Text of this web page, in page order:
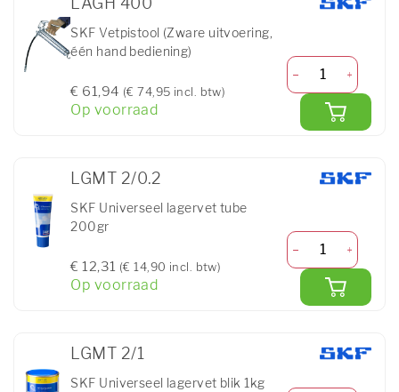
SKF Vetpistool (Zware uitvoering,
één hand bediening)
€ 61,94 (€ 74,95 incl. btw)
Op voorraad
LGMT 2/0.2
SKF Universeel lagervet tube
200gr
€ 12,31 (€ 14,90 incl. btw)
Op voorraad
LGMT 2/1
SKF Universeel lagervet blik 1kg